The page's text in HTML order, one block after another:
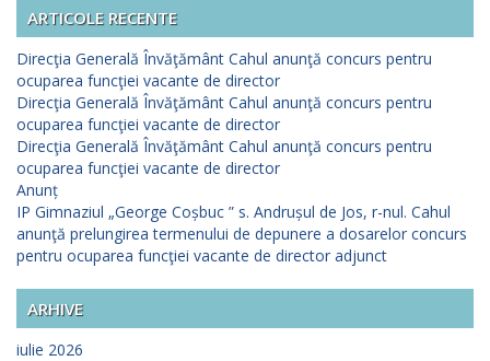
ARTICOLE RECENTE
Direcţia Generală Învăţământ Cahul anunţă concurs pentru
ocuparea funcţiei vacante de director
Direcţia Generală Învăţământ Cahul anunţă concurs pentru
ocuparea funcţiei vacante de director
Direcţia Generală Învăţământ Cahul anunţă concurs pentru
ocuparea funcţiei vacante de director
Anunț
IP Gimnaziul „George Coșbuc ” s. Andrușul de Jos, r-nul. Cahul
anunţă prelungirea termenului de depunere a dosarelor concurs
pentru ocuparea funcţiei vacante de director adjunct
ARHIVE
iulie 2026